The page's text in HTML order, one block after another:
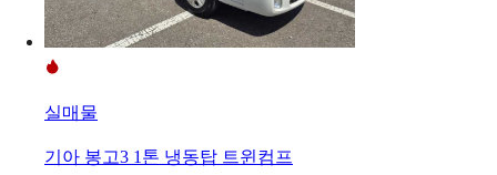
실매물
기아 봉고3 1톤 냉동탑 트윈컴프